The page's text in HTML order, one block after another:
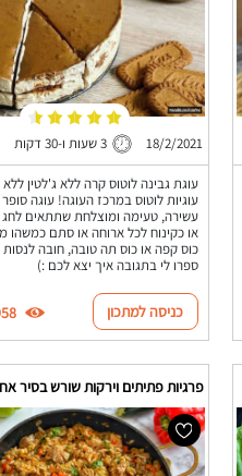
18/2/2021 3 שעות ו-30 דקות
עוגת גבינה לוטוס קרה ללא ג'לטין
עוגיות לוטוס במרכז העוגה! עוגה
עשירה, טעימה ומוצלחת שתתאים לחג
או כקינוח לכל ארוחה או סתם כמשהו
כוס קפה או כוס תה טובה, חובה
ספרו לי בתגובה איך יצא לכם :)
כניסה למתכון
פרגיות פתיתים וירקות שורש בסיר